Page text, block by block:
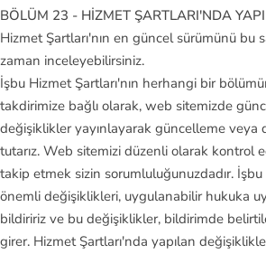
BÖLÜM 23 - HİZMET ŞARTLARI'NDA
Hizmet Şartları'nın en güncel sürümünü bu
zaman inceleyebilirsiniz.
İşbu Hizmet Şartları'nın herhangi bir
takdirimize bağlı olarak, web sitemizde
değişiklikler yayınlayarak güncelleme veya
tutarız. Web sitemizi düzenli olarak kontrol
takip etmek sizin sorumluluğunuzdadır.
önemli değişiklikleri, uygulanabilir hukuka
bildiririz ve bu değişiklikler, bildirimde
girer. Hizmet Şartları'nda yapılan